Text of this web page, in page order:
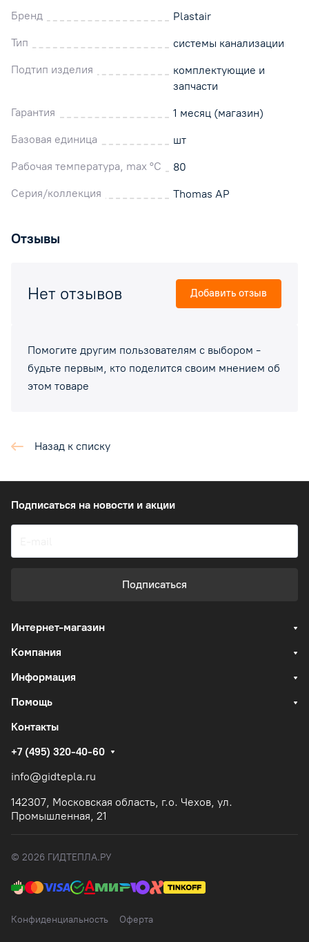
Бренд
Plastair
Тип
системы канализации
Подтип изделия
комплектующие и
запчасти
Гарантия
1 месяц (магазин)
Базовая единица
шт
Рабочая температура, max °C
80
Серия/коллекция
Thomas AP
Отзывы
Помогите другим пользователям с выбором -
будьте первым, кто поделится своим мнением об
этом товаре
Нет отзывов Добавить отзыв
Назад к списку
Подписаться на новости и акции
Подписаться
Интернет-магазин
Компания
Информация
Помощь
Контакты
+7 (495) 320-40-60
info@gidtepla.ru
142307, Московская область, г.о. Чехов, ул.
Промышленная, 21
© 2026 ГИДТЕПЛА.РУ
Конфиденциальность Оферта